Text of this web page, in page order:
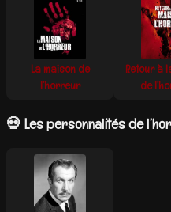
La maison de
l’horreur
Retour à
de
💀 Les personnalités de